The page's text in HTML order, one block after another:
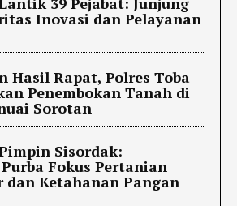
Inovasi dan Pelayanan
Hasil Rapat, Polres Toba
Penembokan Tanah di
Sorotan
Sisordak:
Fokus Pertanian
Ketahanan Pangan